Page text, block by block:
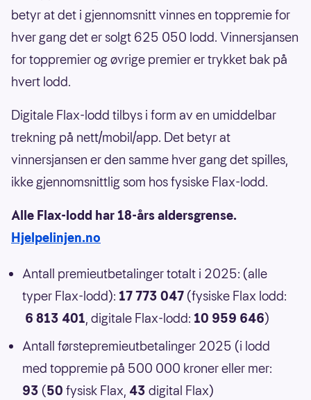
betyr at det i gjennomsnitt vinnes en toppremie for
hver gang det er solgt 625 050 lodd. Vinnersjansen
for toppremier og øvrige premier er trykket bak på
hvert lodd.
Digitale Flax-lodd tilbys i form av en umiddelbar
trekning på nett/mobil/app. Det betyr at
vinnersjansen er den samme hver gang det spilles,
ikke gjennomsnittlig som hos fysiske Flax-lodd.
Alle Flax-lodd har 18-års aldersgrense.
Hjelpelinjen.no
Antall premieutbetalinger totalt i 2025: (alle
typer Flax-lodd): 17 773 047 (fysiske Flax lodd:
6 813 401, digitale Flax-lodd: 10 959 646)
Antall førstepremieutbetalinger 2025 (i lodd
med toppremie på 500 000 kroner eller mer:
93 (50 fysisk Flax, 43 digital Flax)